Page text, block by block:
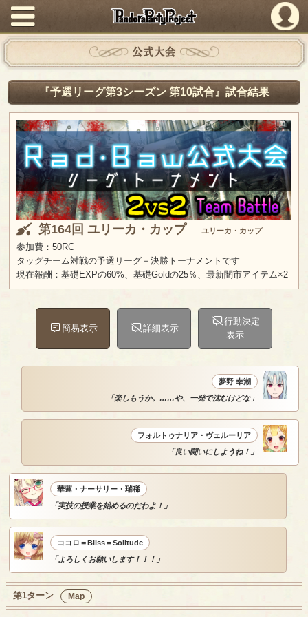
PandoraPartyProject
公式大会
『予選リーグ第3シーズン 第10試合』試合結果
第164回 ユリーカ・カップ ユリーカ・カップ
参加費：50RC
タッグチーム対戦の予選リーグ＋決勝トーナメントです
現在報酬：基礎EXPの60%、基礎Goldの25％、最新闇市アイテム×2
簡易表示 詳細表示
行動決定
表示
夢野 幸潮
「楽しもうか。……や、一発で沈むけどな」
フォルトゥナリア・ヴェルーリア
「良い闘いにしようね！」
華蓮・ナーサリー・瑞稀
「実技の授業を始めるのだわよ！」
ココロ＝Bliss＝Solitude
「よろしくお願いします！！！」
第1ターン Map